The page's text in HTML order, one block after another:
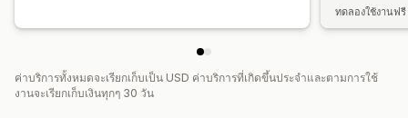
ทดลองใช้งานฟ
ค่าบริการทั้งหมดจะเรียกเก็บเป็น USD ค่าบริการที่เกิดขึ้นประจำและตามการใช้
งานจะเรียกเก็บเงินทุกๆ 30 วัน